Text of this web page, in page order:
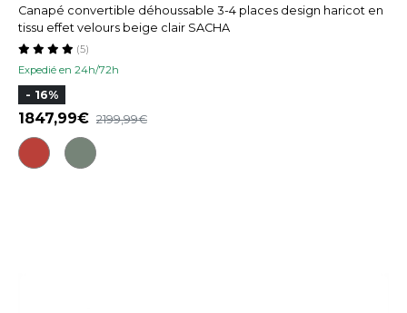
Canapé convertible déhoussable 3-4 places design haricot en
tissu effet velours beige clair SACHA
Expedié en 24h/72h
(5)
- 16%
1847,99 2199,99